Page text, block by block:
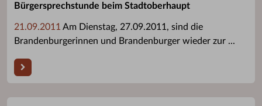
Bürgersprechstunde beim Stadtoberhaupt
21.09.2011 Am Dienstag, 27.09.2011, sind die
Brandenburgerinnen und Brandenburger wieder zur ...